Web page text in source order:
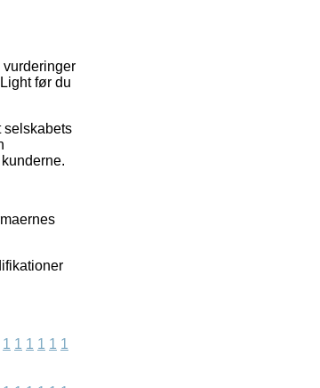
før du
selskabets
1 1 1 1 1 1